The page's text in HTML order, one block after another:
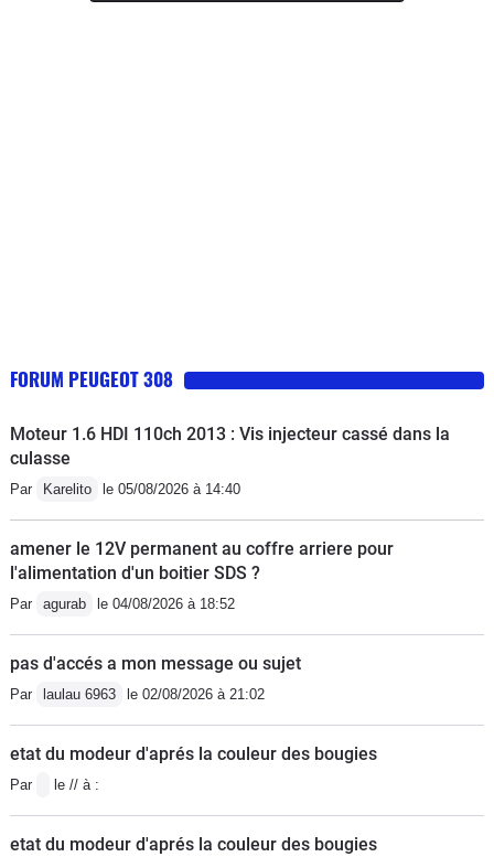
FORUM PEUGEOT 308
Moteur 1.6 HDI 110ch 2013 : Vis injecteur cassé dans la
culasse
Par Karelito le 05/08/2026 à 14:40
amener le 12V permanent au coffre arriere pour
l'alimentation d'un boitier SDS ?
Par agurab le 04/08/2026 à 18:52
pas d'accés a mon message ou sujet
Par laulau 6963 le 02/08/2026 à 21:02
etat du modeur d'aprés la couleur des bougies
Par le // à :
etat du modeur d'aprés la couleur des bougies